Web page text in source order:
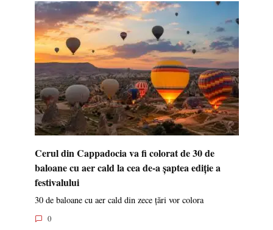
Cerul din Cappadocia va fi colorat de 30 de
baloane cu aer cald la cea de-a șaptea ediție a
festivalului
30 de baloane cu aer cald din zece țări vor colora
0